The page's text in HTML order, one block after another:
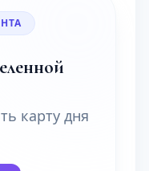
карту дня